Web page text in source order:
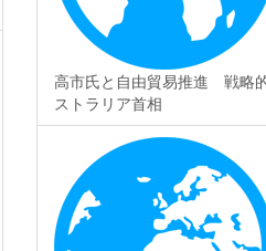
高市氏と自由貿易推進 戦略
ストラリア首相